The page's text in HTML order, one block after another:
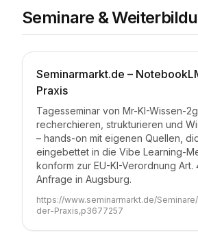
Seminare &
Seminarmarkt.de –
Praxis
Tagesseminar von Mr-KI-Wissen-
recherchieren, strukturieren und
– hands-on mit eigenen Quellen,
eingebettet in die Vibe Learning-
konform zur EU-KI-Verordnung Art.
Anfrage in Augsburg.
https://www.seminarmarkt.de/
der-Praxis,p3677257